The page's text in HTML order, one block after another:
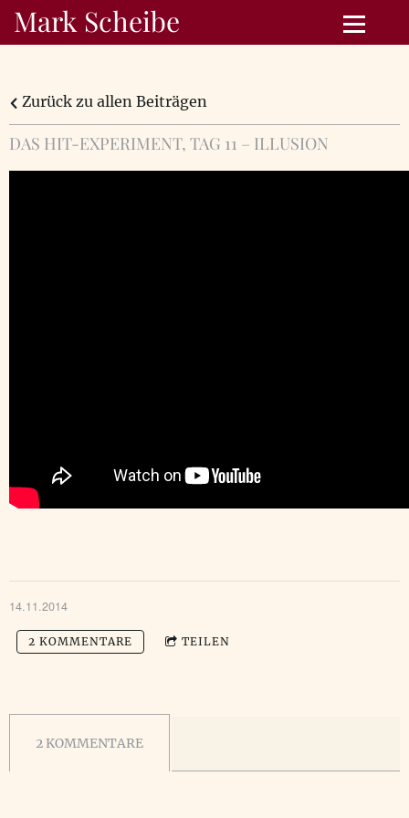
Mark Scheibe
Zurück zu allen Beiträgen
DAS HIT-EXPERIMENT, TAG 11 – ILLUSION
14.11.2014
2 KOMMENTARE TEILEN
2 KOMMENTARE